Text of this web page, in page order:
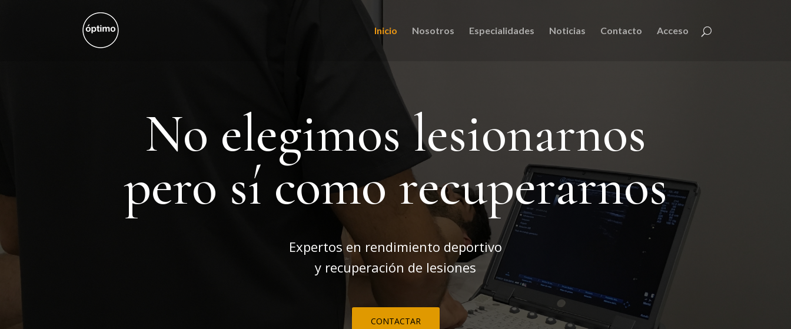
Inicio Nosotros Especialidades Noticias Contacto Acceso
No elegimos lesionarnos
pero sí como recuperarnos
Expertos en rendimiento deportivo
y recuperación de lesiones
CONTACTAR